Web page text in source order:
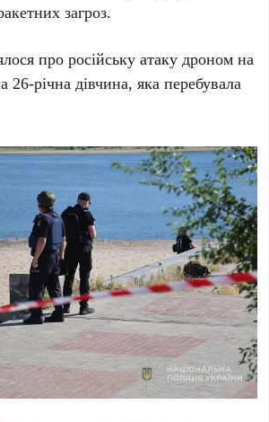
загроз.
про російську атаку дроном на
26-річна дівчина, яка перебувала